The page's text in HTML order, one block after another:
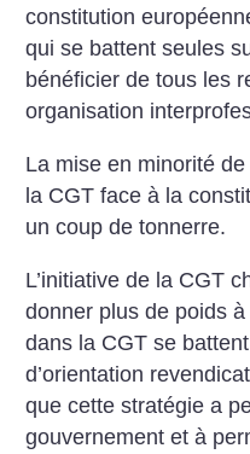
constitution
qui se battent seules
bénéficier de tous les
organisation
La mise en minorité
la CGT face à la
un coup de tonnerre.
L’initiative de la CGT
donner plus de poids
dans la CGT se
d’orientation
que cette stratégie a
gouvernement et à